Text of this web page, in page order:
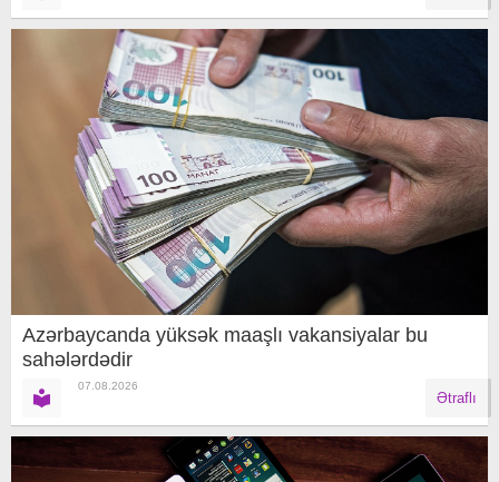
Azərbaycanda yüksək maaşlı vakansiyalar bu
sahələrdədir
07.08.2026
Ətraflı